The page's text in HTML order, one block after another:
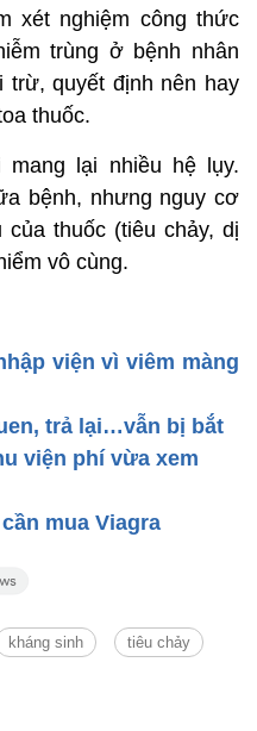
xét nghiệm công thức
trùng ở bệnh nhân
trừ, quyết định nên hay
thuốc.
mang lại nhiều hệ lụy.
bệnh, nhưng nguy cơ
thuốc (tiêu chảy, dị
vô cùng.
viện vì viêm màng
trả lại…vẫn bị bắt
viện phí vừa xem
mua Viagra
kháng sinh tiêu chảy